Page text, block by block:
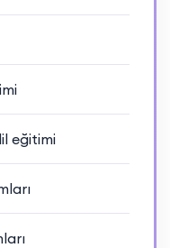
eğitimi